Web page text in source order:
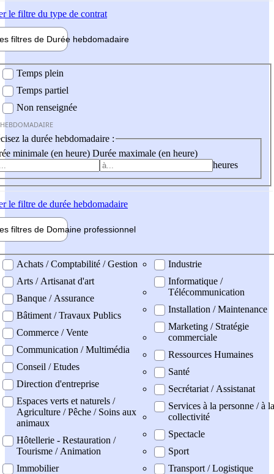
le filtre du type de contrat
filtres de Durée hebdomadaire
Temps plein
Temps partiel
Non renseignée
la durée hebdomadaire :
minimale (en heure) Durée maximale (en heure)
heures
le filtre de durée hebdomadaire
filtres de Domaine professionnel
professionel
Achats / Comptabilité / Gestion
Arts / Artisanat d'art
Banque / Assurance
Bâtiment / Travaux Publics
Commerce / Vente
Communication / Multimédia
Conseil / Etudes
Direction d'entreprise
Espaces verts et naturels /
Agriculture / Pêche / Soins aux
animaux
Hôtellerie - Restauration /
Tourisme / Animation
Immobilier
Industrie
Informatique /
Télécommunication
Installation / Maintenance
Marketing / Stratégie
commerciale
Ressources Humaines
Santé
Secrétariat / Assistanat
Services à la personne / à la
collectivité
Spectacle
Sport
Transport / Logistique